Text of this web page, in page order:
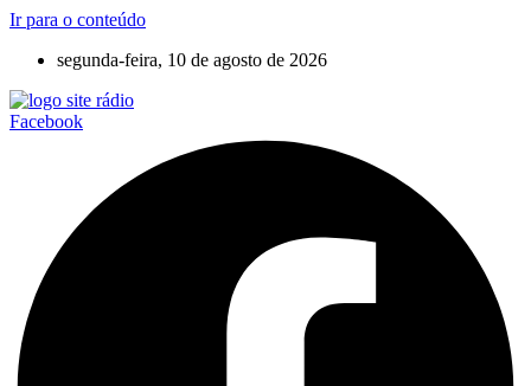
Ir para o conteúdo
segunda-feira, 10 de agosto de 2026
Facebook